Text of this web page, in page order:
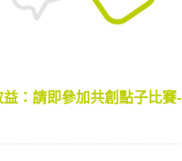
：請即參加共創點子比賽-